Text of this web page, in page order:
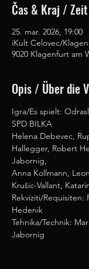
Čas & Kraj /
25. mar. 2026, 19:00
iKult Celovec/
9020 Klagenfurt am
Opis / Über die
Igra/Es spielt:
SPD BILKA
Helena Debevec,
Hallegger, Robert
Jabornig,
Anna Kollmann,
Krušic-Vallant,
Rekviziti/Requisiten:
Hedenik
Tehnika/Technik:
Jabornig